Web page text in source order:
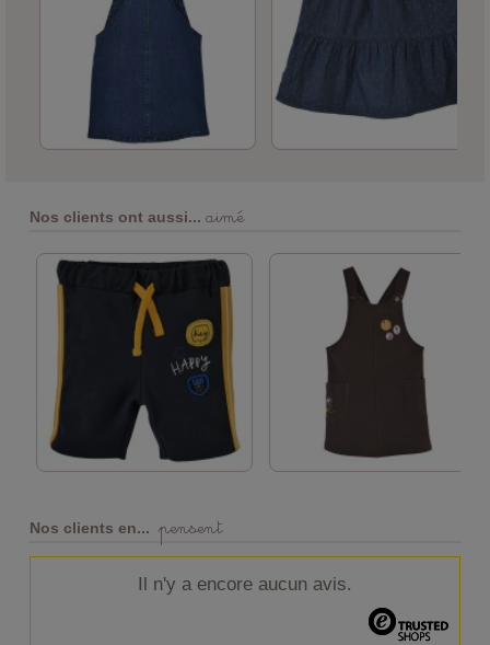
Nos clients ont aussi... aimé
Nos clients en... pensent
Il n'y a encore aucun avis.